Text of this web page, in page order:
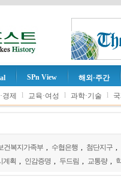
SPn View 해외·주간
경제 l 교육·여성 l 과학·기술 l
건복지가족부 수협은행 첨단지구
계획 인감증명 두드림 교통량